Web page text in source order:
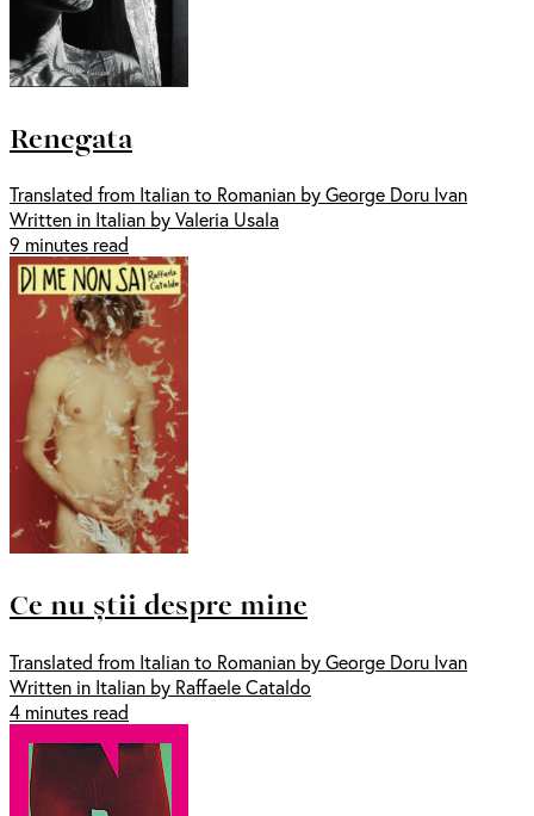
Renegata
Translated from Italian to Romanian by George Doru Ivan
Written in Italian by Valeria Usala
9 minutes read
Ce nu știi despre mine
Translated from Italian to Romanian by George Doru Ivan
Written in Italian by Raffaele Cataldo
4 minutes read